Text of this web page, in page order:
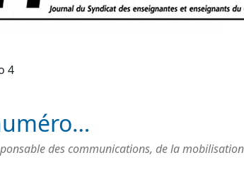
4
des communications, de la